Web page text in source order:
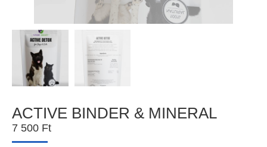
ACTIVE BINDER & MINERAL
7 500 Ft